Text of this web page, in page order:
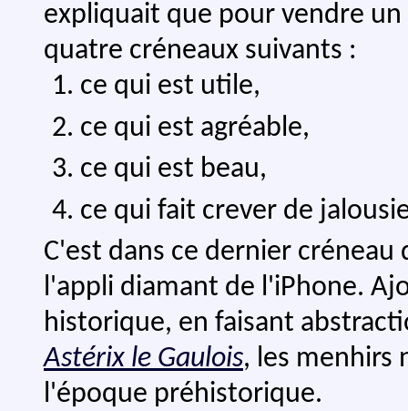
expliquait que pour vendre
quatre créneaux suivants :
ce qui est utile,
ce qui est agréable,
ce qui est beau,
ce qui fait crever de
C'est dans ce dernier
l'appli diamant de l'iPhone.
historique, en faisant
Astérix le Gaulois, les menhirs
l'époque préhistorique.